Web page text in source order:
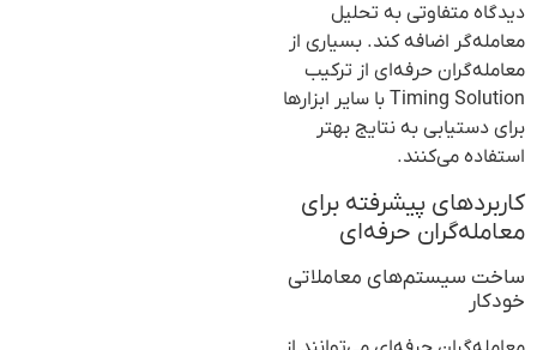
دیدگاه متفاوتی به تحلیل
معامله‌گر اضافه کند. بسیاری از
معامله‌گران حرفه‌ای از ترکیب
Timing Solution با سایر ابزارها
برای دستیابی به نتایج بهتر
استفاده می‌کنند.
کاربردهای پیشرفته برای
معامله‌گران حرفه‌ای
ساخت سیستم‌های معاملاتی
خودکار